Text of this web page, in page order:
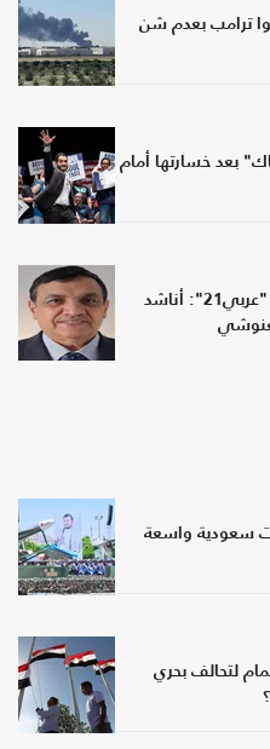
ترامب بعدم شن
بعد خسارتها أمام
قيادي بالنهضة التونسية لـ "عربي21": أناشد
سعودية واسعة
لتحالف بحري